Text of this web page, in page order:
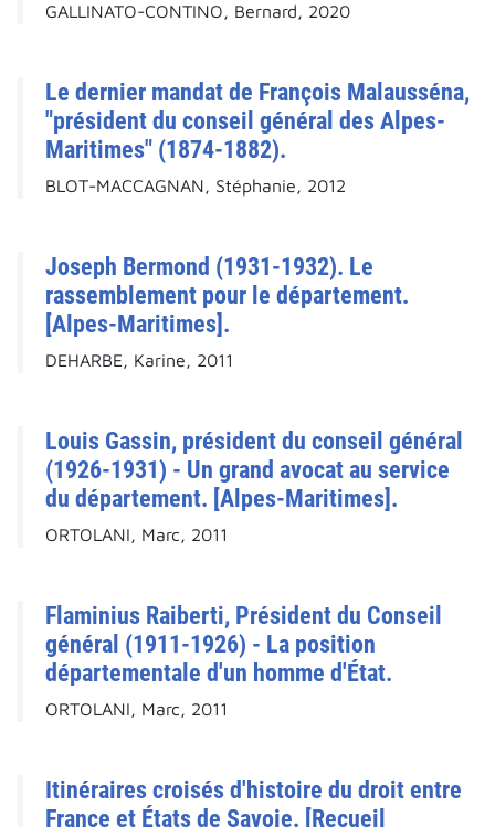
GALLINATO-CONTINO, Bernard, 2020
Le dernier mandat de François Malausséna,
"président du conseil général des Alpes-
Maritimes" (1874-1882).
BLOT-MACCAGNAN, Stéphanie, 2012
Joseph Bermond (1931-1932). Le
rassemblement pour le département.
[Alpes-Maritimes].
DEHARBE, Karine, 2011
Louis Gassin, président du conseil général
(1926-1931) - Un grand avocat au service
du département. [Alpes-Maritimes].
ORTOLANI, Marc, 2011
Flaminius Raiberti, Président du Conseil
général (1911-1926) - La position
départementale d'un homme d'État.
ORTOLANI, Marc, 2011
Itinéraires croisés d'histoire du droit entre
France et États de Savoie. [Recueil